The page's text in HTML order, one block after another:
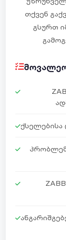
ᲗᲥᲕᲔᲜ
ᲒᲡᲣᲠᲗ
ᲥᲡᲔᲚᲔᲑᲘᲡᲐ